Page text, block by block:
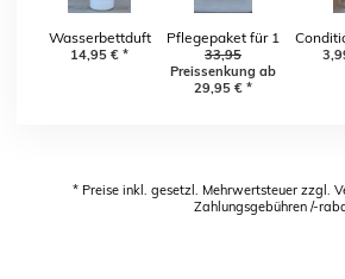
Wasserbettduft
Lavendel, Vanille,
14,95 € *
Pflegepaket für 1
Jahr inkl. 2 x
Problemlöser
Optiwet GRATIS
33,95
Preissenkung ab
29,95 € *
ml für
* Preise inkl. gesetzl. Mehrwertsteuer zzgl.
Zahlungsgebühren /-